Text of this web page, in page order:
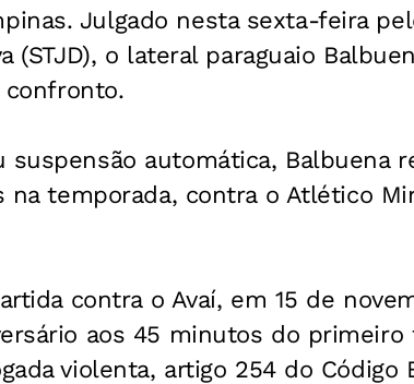
Julgado nesta sexta-feira
(STJD), o lateral paraguaio
confronto.
automática, Balbuena
temporada, contra o Atlético
contra o Avaí, em 15 de
aos 45 minutos do primeiro
violenta, artigo 254 do Código